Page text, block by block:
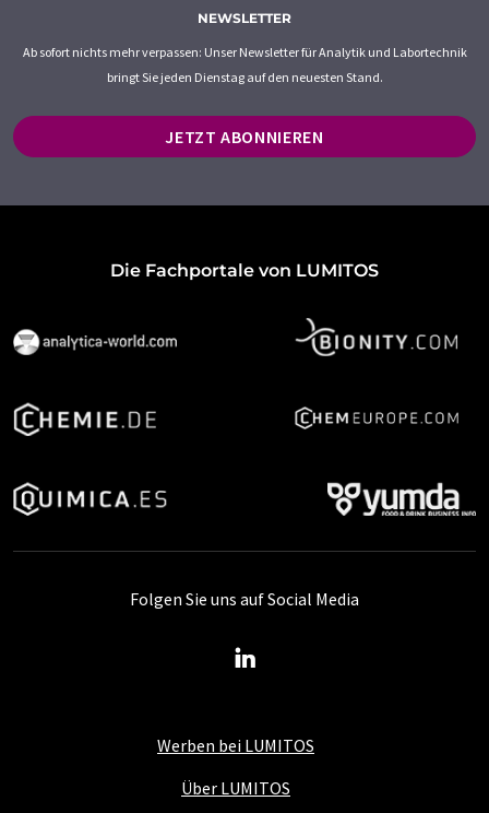
NEWSLETTER
Ab sofort nichts mehr verpassen: Unser Newsletter für Analytik und Labortechnik
bringt Sie jeden Dienstag auf den neuesten Stand.
JETZT ABONNIEREN
Die Fachportale von LUMITOS
Werben bei LUMITOS
Über LUMITOS
Folgen Sie uns auf Social Media